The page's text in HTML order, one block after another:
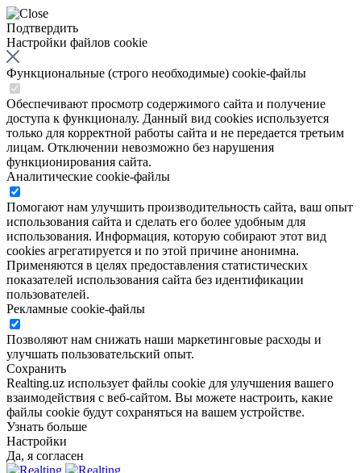
Подтвердить
Настройки файлов cookie
Функциональные (строго необходимые) cookie-файлы
Обеспечивают просмотр содержимого сайта и получение
доступа к функционалу. Данный вид cookies используется
только для корректной работы сайта и не передается третьим
лицам. Отключении невозможно без нарушения
функционирования сайта.
Аналитические cookie-файлы
Помогают нам улучшить производительность сайта, ваш опыт
использования сайта и сделать его более удобным для
использования. Информация, которую собирают этот вид
cookies агрегатируется и по этой причине анонимна.
Применяются в целях предоставления статистических
показателей использования сайта без идентификации
пользователей.
Рекламные cookie-файлы
Позволяют нам снижать наши маркетинговые расходы и
улучшать пользовательский опыт.
Сохранить
Realting.uz использует файлы cookie для улучшения вашего
взаимодействия с веб-сайтом. Вы можете настроить, какие
файлы cookie будут сохраняться на вашем устройстве.
Узнать больше
Настройки
Да, я согласен